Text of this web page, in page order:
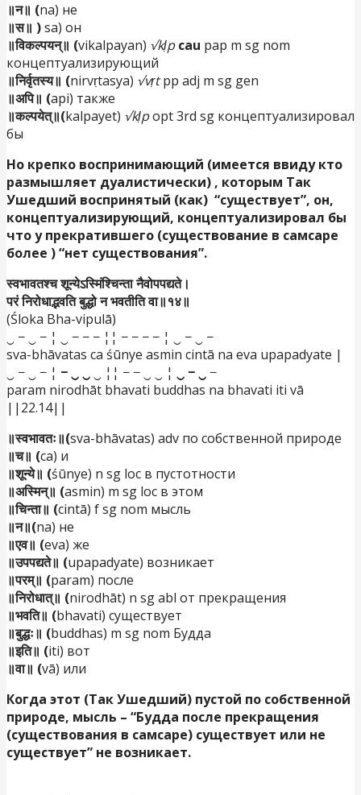
॥न॥ (na) не
॥स॥ )sa) он
॥विकल्पयन्॥ (vikalpayan) √kḷpcau pap m sg nom
концептуализирующий
॥निर्वृतस्य॥ (nirvṛtasya) √vṛtpp adj m sg gen
॥अपि॥ (api) также
॥कल्पयेत्॥(kalpayet) √kḷpopt 3rd sg концептуализировал
бы
Но крепко воспринимающий (имеется ввиду кто
размышляет дуалистически) , которым Так
Ушедший воспринятый (как) “существует”, он,
концептуализирующий, концептуализировал бы
что у прекратившего (существование в самсаре
более ) “нет существования”.
स्वभावतश्च शून्येऽस्मिंश्चिन्ता नैवोपपद्यते।
परं निरोधाद्भवति बुद्धो न भवतीति वा॥१४॥
(Śloka Bha-vipulā)
‿ − ‿ − ¦ ‿ − − − ¦¦ − − − − ¦ ‿ − ‿ −
sva-bhāvatas ca śūnye asmin cintā na eva upapadyate |
‿ − ‿ − ¦ − ‿ ‿ ‿ ¦¦ − − ‿ ‿ ¦ ‿ − ‿ −
param nirodhāt bhavati buddhas na bhavati iti vā
||22.14||
॥स्वभावतः॥(sva-bhāvatas) adv по собственной природе
॥च॥ (ca) и
॥शून्ये॥ (śūnye) n sg loc в пустотности
॥अस्मिन्॥ (asmin) m sg loc в этом
॥चिन्ता॥ (cintā) f sg nom мысль
॥न॥(na) не
॥एव॥ (eva) же
॥उपपद्यते॥ (upapadyate) возникает
॥परम्॥ (param) после
॥निरोधात्॥ (nirodhāt) n sg abl от прекращения
॥भवति॥ (bhavati) существует
॥बुद्धः॥ (buddhas) m sg nom Будда
॥इति॥ (iti) вот
॥वा॥ (vā) или
Когда этот (Так Ушедший) пустой по собственной
природе, мысль – “Будда после прекращения
(существования в самсаре) существует или не
существует” не возникает.